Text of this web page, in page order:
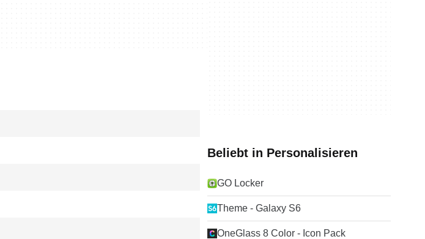
Beliebt in Personalisieren
GO Locker
Theme - Galaxy S6
OneGlass 8 Color - Icon Pack